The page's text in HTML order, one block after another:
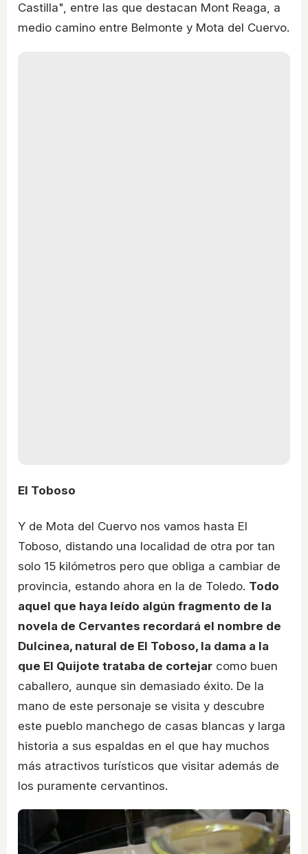
Castilla", entre las que destacan Mont Reaga, a
medio camino entre Belmonte y Mota del Cuervo.
El Toboso
Y de Mota del Cuervo nos vamos hasta El
Toboso, distando una localidad de otra por tan
solo 15 kilómetros pero que obliga a cambiar de
provincia, estando ahora en la de Toledo. Todo
aquel que haya leído algún fragmento de la
novela de Cervantes recordará el nombre de
Dulcinea, natural de El Toboso, la dama a la
que El Quijote trataba de cortejar como buen
caballero, aunque sin demasiado éxito. De la
mano de este personaje se visita y descubre
este pueblo manchego de casas blancas y larga
historia a sus espaldas en el que hay muchos
más atractivos turísticos que visitar además de
los puramente cervantinos.